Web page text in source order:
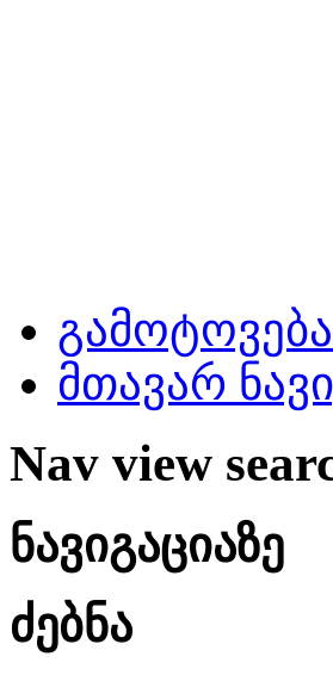
მთავარ
Nav view
ნავიგაციაზე
ძებნა